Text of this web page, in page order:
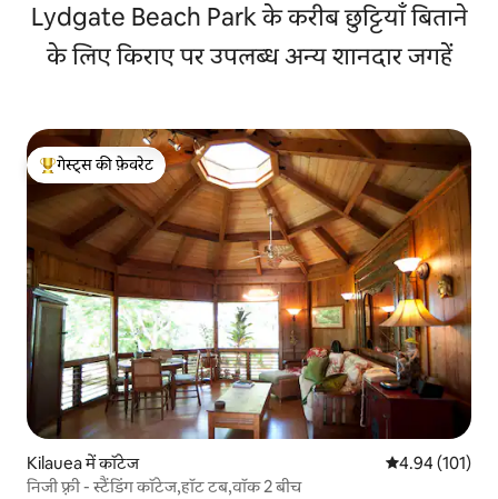
Lydgate Beach Park के करीब छुट्टियाँ बिताने
के लिए किराए पर उपलब्ध अन्य शानदार जगहें
गेस्ट्स का टॉप फ़ेवरेट
गेस्ट्स की फ़ेवरेट
Kilauea में कॉटेज औसत रेटिंग 5 में से
4.94 (101)
निजी फ़्री - स्टैंडिंग कॉटेज,हॉट टब,वॉक 2 बीच